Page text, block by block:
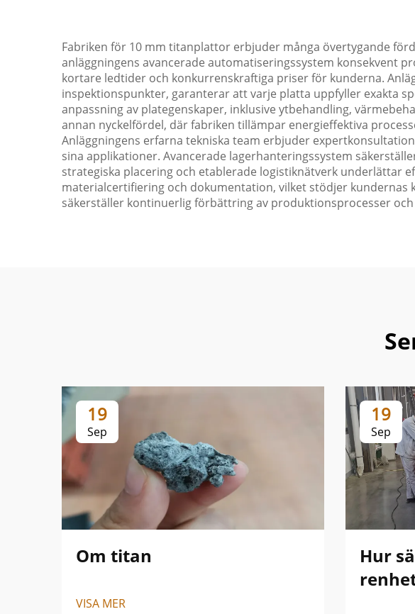
Fabriken för 10 mm titanplattor erbjuder många övertygande
anläggningens avancerade automatiseringssystem konsekvent
kortare ledtider och konkurrenskraftiga priser för kunderna.
inspektionspunkter, garanterar att varje platta uppfyller exakta
anpassning av plategenskaper, inklusive ytbehandling,
annan nyckelfördel, där fabriken tillämpar energieffektiva
Anläggningens erfarna tekniska team erbjuder
sina applikationer. Avancerade lagerhanteringssystem
strategiska placering och etablerade logistiknätverk underlättar
materialcertifiering och dokumentation, vilket stödjer kundernas
säkerställer kontinuerlig förbättring av produktionsprocesser
19
Sep
Om titan
VISA MER
19
Sep
Hur